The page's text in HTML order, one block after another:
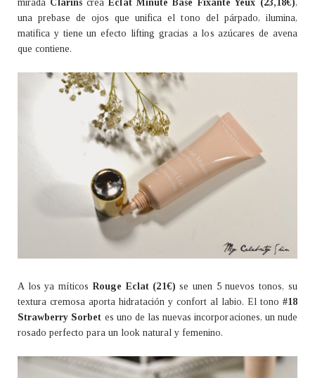
mirada Clarinscrea Eclat Minute Base Fixante Yeux (23,18€),
una prebase de ojos que unifica el tono del párpado, ilumina,
matifica y tiene un efecto lifting gracias a los azúcares de avena
que contiene.
A los ya míticos Rouge Eclat (21€) se unen 5 nuevos tonos, su
textura cremosa aporta hidratación y confort al labio. El tono #18
Strawberry Sorbet es uno de las nuevas incorporaciones, un nude
rosado perfecto para un look natural y femenino.